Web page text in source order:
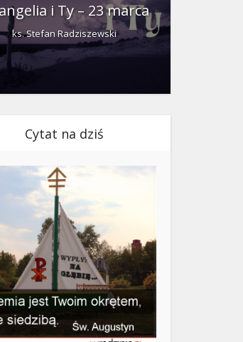
i Ty – 23 marca
ks. Stefan Radziszewski
Cytat na dziś